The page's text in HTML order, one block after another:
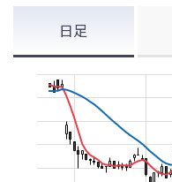
日足